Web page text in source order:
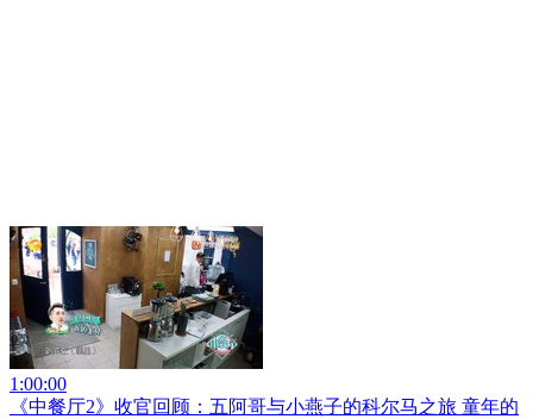
1:00:00
《中餐厅2》收官回顾：五阿哥与小燕子的科尔马之旅 童年的